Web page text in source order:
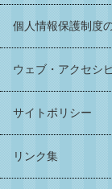
個人情報保護制度
ウェブ・アクセシ
サイトポリシー
リンク集